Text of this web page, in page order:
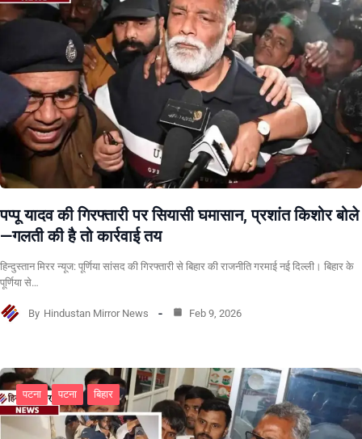
पप्पू यादव की गिरफ्तारी पर सियासी घमासान, प्रशांत किशोर बोले
—गलती की है तो कार्रवाई तय
हिन्दुस्तान मिरर न्यूज: पूर्णिया सांसद की गिरफ्तारी से बिहार की राजनीति गरमाई नई दिल्ली। बिहार के
पूर्णिया से…
By Hindustan Mirror News Feb 9, 2026
पटना पटना बिहार